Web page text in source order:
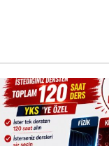
ı
ş
m
a
ı